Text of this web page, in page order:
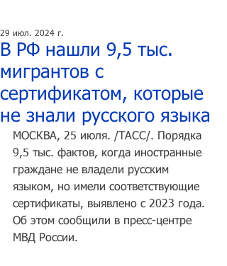
В РФ нашли 9,5 тыс.
мигрантов с
сертификатом, которые
не знали русского языка
29 июл. 2024 г.
МОСКВА, 25 июля. /ТАСС/. Порядка
9,5 тыс. фактов, когда иностранные
граждане не владели русским
языком, но имели соответствующие
сертификаты, выявлено с 2023 года.
Об этом сообщили в пресс-центре
МВД России.